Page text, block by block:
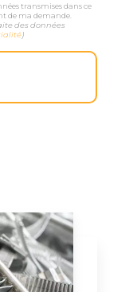
transmises dans ce
de ma demande.
des données
)